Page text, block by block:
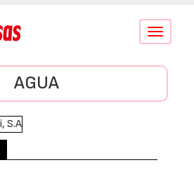
Conmutar
AGUA